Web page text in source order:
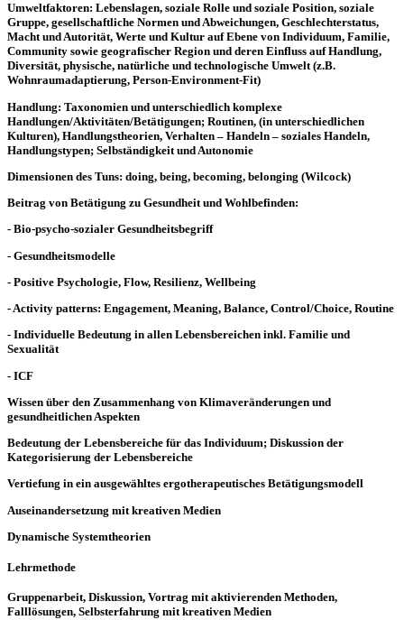
Umweltfaktoren: Lebenslagen, soziale Rolle und soziale Position, soziale
Gruppe, gesellschaftliche Normen und Abweichungen, Geschlechterstatus,
Macht und Autorität, Werte und Kultur auf Ebene von Individuum, Familie,
Community sowie geografischer Region und deren Einfluss auf Handlung,
Diversität, physische, natürliche und technologische Umwelt (z.B.
Wohnraumadaptierung, Person-Environment-Fit)
Handlung: Taxonomien und unterschiedlich komplexe
Handlungen/Aktivitäten/Betätigungen; Routinen, (in unterschiedlichen
Kulturen), Handlungstheorien, Verhalten – Handeln – soziales Handeln,
Handlungstypen; Selbständigkeit und Autonomie
Dimensionen des Tuns: doing, being, becoming, belonging (Wilcock)
Beitrag von Betätigung zu Gesundheit und Wohlbefinden:
- Bio-psycho-sozialer Gesundheitsbegriff
- Gesundheitsmodelle
- Positive Psychologie, Flow, Resilienz, Wellbeing
- Activity patterns: Engagement, Meaning, Balance, Control/Choice, Routine
- Individuelle Bedeutung in allen Lebensbereichen inkl. Familie und
Sexualität
- ICF
Wissen über den Zusammenhang von Klimaveränderungen und
gesundheitlichen Aspekten
Bedeutung der Lebensbereiche für das Individuum; Diskussion der
Kategorisierung der Lebensbereiche
Vertiefung in ein ausgewähltes ergotherapeutisches Betätigungsmodell
Auseinandersetzung mit kreativen Medien
Dynamische Systemtheorien
Lehrmethode
Gruppenarbeit, Diskussion, Vortrag mit aktivierenden Methoden,
Falllösungen, Selbsterfahrung mit kreativen Medien